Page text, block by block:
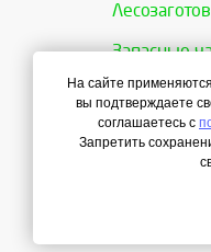
Запасные
На сайте
вы подтверждаете
соглашаетесь с
Запретить